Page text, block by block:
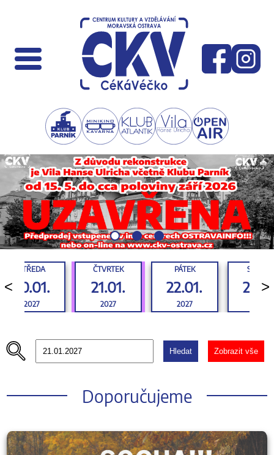
<
STŘEDA
20.01.
2027
ČTVRTEK
21.01.
2027
PÁTEK
22.01.
2027
>
Hledat Zobrazit vše
Doporučujeme